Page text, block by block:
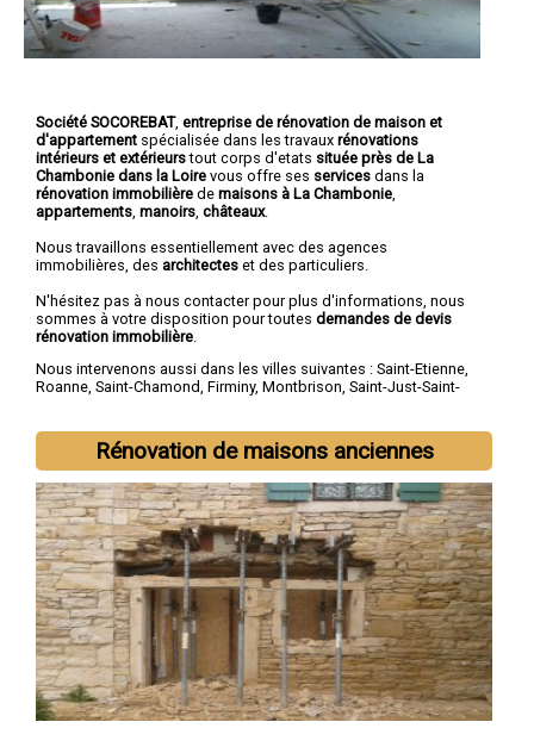
Société SOCOREBAT, entreprise de rénovation de maison et
d'appartement spécialisée dans les travaux rénovations
intérieurs et extérieurstout corps d'etats située près de La
Chambonie dans la Loire vous offre ses services dans la
rénovation immobilière de maisons à La Chambonie
appartements manoirs châteaux.
Nous travaillons essentiellement avec des agences
immobilières, des architectes et des particuliers.
N'hésitez pas à nous contacter pour plus d'informations, nous
sommes à votre disposition pour toutes demandes de devis
rénovation immobilière
Nous intervenons aussi dans les villes suivantes : Saint-Etienne,
Roanne, Saint-Chamond, Firminy, Montbrison, Saint-Just-Saint-
Rénovation de maisons anciennes